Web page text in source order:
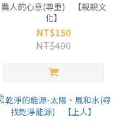
農人的心意(尊重) 【親親文
化】
NT$150
NT$400